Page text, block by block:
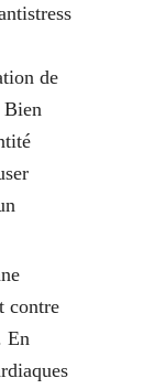
de
Bien
contre
En